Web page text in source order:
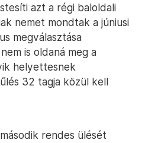
azt a régi baloldali
nemet mondtak a júniusi
megválasztása
is oldaná meg a
helyettesnek
32 tagja közül kell
rendes ülését